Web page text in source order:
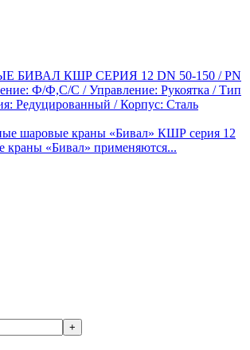
КШР СЕРИЯ 12 DN 50-150 / PN
Ф/Ф,С/С / Управление: Рукоятка / Тип
Редуцированный / Корпус: Сталь
шаровые краны «Бивал» КШР серия 12
краны «Бивал» применяются...
+